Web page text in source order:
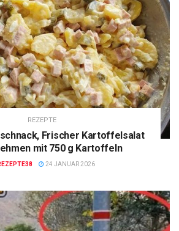
REZEPTE
Frischer Kartoffelsalat
mit 750 g Kartoffeln
24 JANUAR 2026